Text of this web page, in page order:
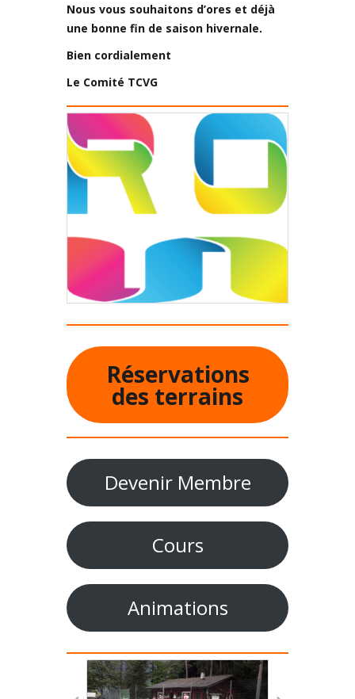
Nous vous souhaitons d’ores et déjà
une bonne fin de saison hivernale.
Bien cordialement
Le Comité TCVG
Réservations
des terrains
Devenir Membre
Cours
Animations